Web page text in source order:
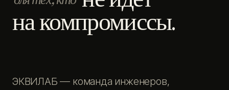
на компромиссы.
ЭКВИЛАБ — команда инженеров,